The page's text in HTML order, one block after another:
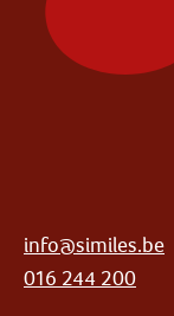
info@similes.be
016 244 200